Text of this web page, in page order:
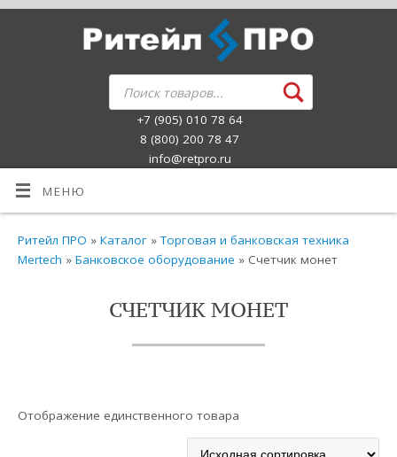
+7 (905) 010 78 64
8 (800) 200 78 47
info@retpro.ru
МЕНЮ
Ритейл ПРО »Каталог »Торговая и банковская техника
Mertech »Банковское оборудование » Счетчик монет
СЧЕТЧИК МОНЕТ
Отображение единственного товара